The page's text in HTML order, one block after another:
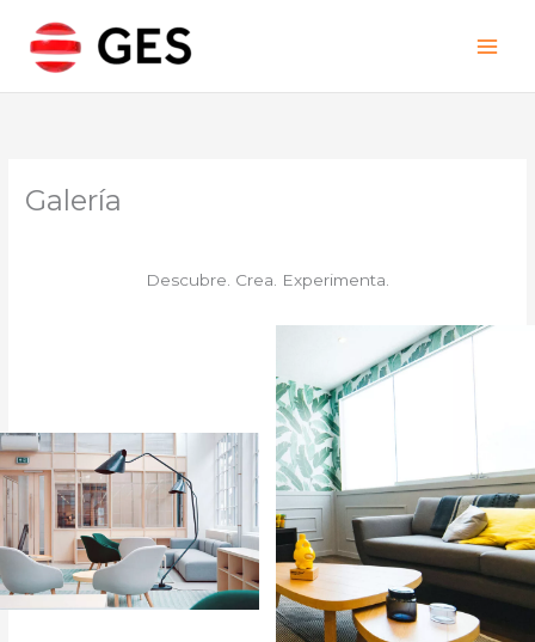
contenido
Galería
Descubre. Crea. Experimenta.